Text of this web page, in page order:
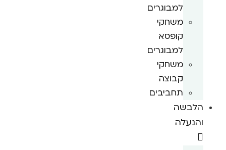
למבוגרים
משחקי
קופסא
למבוגרים
משחקי
קבוצה
תחביבים
הלבשה
והנעלה